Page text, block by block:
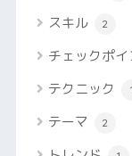
スキル 2
チェックポイ
テクニック 1
テーマ 2